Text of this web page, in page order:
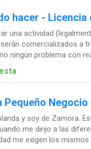
hacer - Licencia
una actividad
comercializados a
ningún problema con
Pequeño
y soy de Zamora.
me dirijo a las
me exigen los mismos